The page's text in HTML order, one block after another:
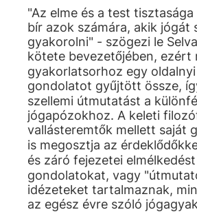
"Az elme és a test
bír azok számára, akik jógát
gyakorolni" - szögezi le
kötete bevezetőjében, ezért
gyakorlatsorhoz egy
gondolatot gyűjtött össze,
szellemi útmutatást a
jógapózokhoz. A keleti
vallásteremtők mellett saját
is megosztja az
és záró fejezetei
gondolatokat, vagy
idézeteket tartalmaznak,
az egész évre szóló